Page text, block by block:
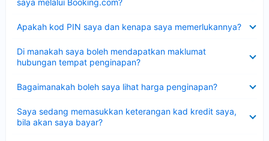
saya melalui Booking.com?
Apakah kod PIN saya dan kenapa saya memerlukannya?
Di manakah saya boleh mendapatkan maklumat
hubungan tempat penginapan?
Bagaimanakah boleh saya lihat harga penginapan?
Saya sedang memasukkan keterangan kad kredit saya,
bila akan saya bayar?